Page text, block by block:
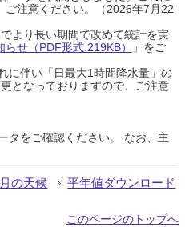
注意ください。（2026年7月22
より長い期間で改めて統計を実
らせ（PDF形式:219KB）
」をご
に伴い「日最大1時間降水量」の
となっておりますので、ご注意
タをご確認ください。 なお、主
の天候 平年値ダウンロード
このページのトップへ